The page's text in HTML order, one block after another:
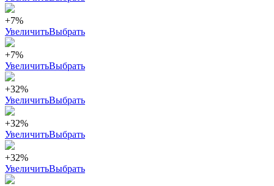
+7%
УвеличитьВыбрать
+7%
УвеличитьВыбрать
+32%
УвеличитьВыбрать
+32%
УвеличитьВыбрать
+32%
УвеличитьВыбрать